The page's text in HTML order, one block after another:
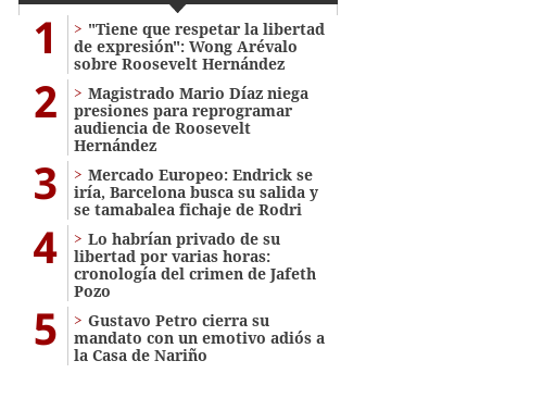
1
"Tiene que respetar la libertad
de expresión": Wong Arévalo
sobre Roosevelt Hernández
2
Magistrado Mario Díaz niega
presiones para reprogramar
audiencia de Roosevelt
Hernández
3
Mercado Europeo: Endrick se
iría, Barcelona busca su salida y
se tamabalea fichaje de Rodri
4
Lo habrían privado de su
libertad por varias horas:
cronología del crimen de Jafeth
Pozo
5
Gustavo Petro cierra su
mandato con un emotivo adiós a
la Casa de Nariño